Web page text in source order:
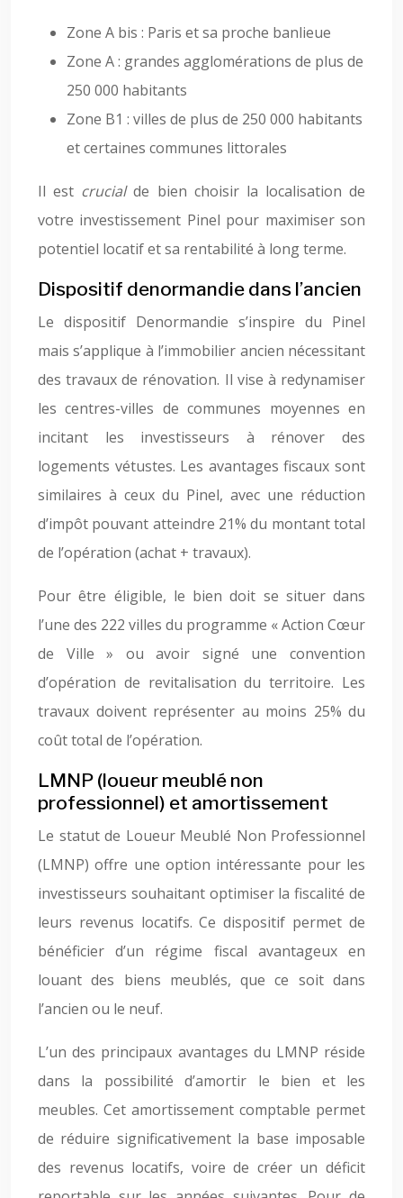
Zone A bis : Paris et sa proche banlieue
Zone A : grandes agglomérations de plus de
250 000 habitants
Zone B1 : villes de plus de 250 000 habitants
et certaines communes littorales
Il est crucialde bien choisir la localisation de
votre investissement Pinel pour maximiser son
potentiel locatif et sa rentabilité à long terme.
Dispositif denormandie dans l’ancien
Le dispositif Denormandie s’inspire du Pinel
mais s’applique à l’immobilier ancien nécessitant
des travaux de rénovation. Il vise à redynamiser
les centres-villes de communes moyennes en
incitant les investisseurs à rénover des
logements vétustes. Les avantages fiscaux sont
similaires à ceux du Pinel, avec une réduction
d’impôt pouvant atteindre 21% du montant total
de l’opération (achat + travaux).
Pour être éligible, le bien doit se situer dans
l’une des 222 villes du programme « Action Cœur
de Ville » ou avoir signé une convention
d’opération de revitalisation du territoire. Les
travaux doivent représenter au moins 25% du
coût total de l’opération.
LMNP (loueur meublé non
professionnel) et amortissement
Le statut de Loueur Meublé Non Professionnel
(LMNP) offre une option intéressante pour les
investisseurs souhaitant optimiser la fiscalité de
leurs revenus locatifs. Ce dispositif permet de
bénéficier d’un régime fiscal avantageux en
louant des biens meublés, que ce soit dans
l’ancien ou le neuf.
L’un des principaux avantages du LMNP réside
dans la possibilité d’amortir le bien et les
meubles. Cet amortissement comptable permet
de réduire significativement la base imposable
des revenus locatifs, voire de créer un déficit